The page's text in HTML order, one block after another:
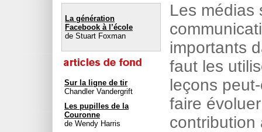
La génération
Facebook à l’école
de Stuart Foxman
Sur la ligne de tir
Chandler Vandergrift
Les pupilles de la
Couronne
de Wendy Harris
Les médias
importants
faut les
leçons
faire
contribution